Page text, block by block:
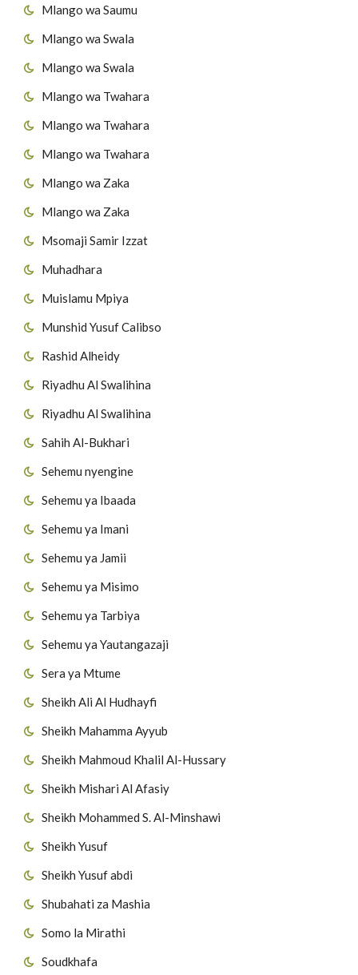
Mlango wa Saumu
Mlango wa Swala
Mlango wa Swala
Mlango wa Twahara
Mlango wa Twahara
Mlango wa Twahara
Mlango wa Zaka
Mlango wa Zaka
Msomaji Samir Izzat
Muhadhara
Muislamu Mpiya
Munshid Yusuf Calibso
Rashid Alheidy
Riyadhu Al Swalihina
Riyadhu Al Swalihina
Sahih Al-Bukhari
Sehemu nyengine
Sehemu ya Ibaada
Sehemu ya Imani
Sehemu ya Jamii
Sehemu ya Misimo
Sehemu ya Tarbiya
Sehemu ya Yautangazaji
Sera ya Mtume
Sheikh Ali Al Hudhayfi
Sheikh Mahamma Ayyub
Sheikh Mahmoud Khalil Al-Hussary
Sheikh Mishari Al Afasiy
Sheikh Mohammed S. Al-Minshawi
Sheikh Yusuf
Sheikh Yusuf abdi
Shubahati za Mashia
Somo la Mirathi
Soudkhafa